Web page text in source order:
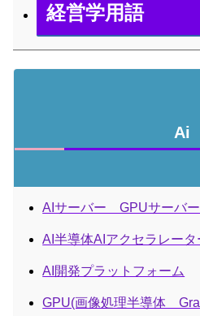
経営学用語
Ai
AIサーバー GPUサーバー
AI半導体AIアクセラレー
AI開発プラットフォーム
GPU(画像処理半導体